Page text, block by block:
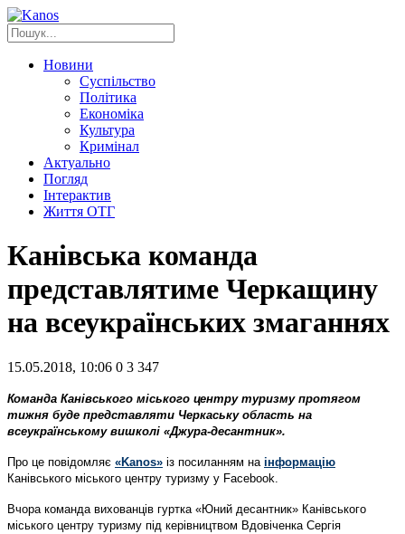
Новини
Суспільство
Політика
Економіка
Культура
Кримінал
Актуально
Погляд
Інтерактив
Життя ОТГ
Канівська команда
представлятиме Черкащину
на всеукраїнських змаганнях
15.05.2018, 10:06 0 3 347
Команда Канівського міського центру туризму протягом
тижня буде представляти Черкаську область на
всеукраїнському вишколі «Джура-десантник».
Про це повідомляє «Kanos» із посиланням на інформацію
Канівського міського центру туризму у Facebook.
Вчора команда вихованців гуртка «Юний десантник» Канівського
міського центру туризму під керівництвом Вдовіченка Сергія